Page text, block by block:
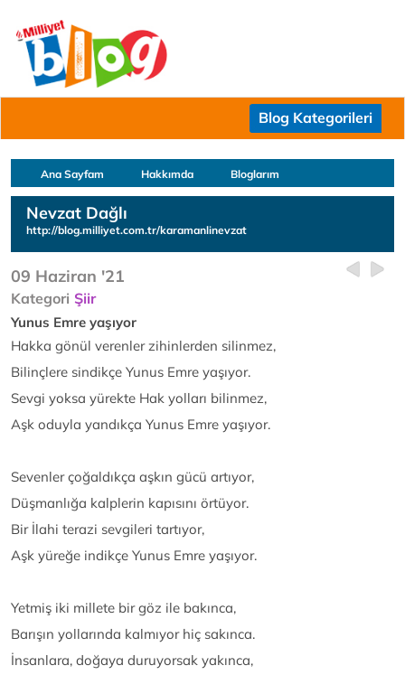
Blog Kategorileri
Ana Sayfam Hakkımda Bloglarım
Nevzat Dağlı
http://blog.milliyet.com.tr/karamanlinevzat
09 Haziran '21
Kategori Şiir
Yunus Emre yaşıyor
Hakka gönül verenler zihinlerden silinmez,
Bilinçlere sindikçe Yunus Emre yaşıyor.
Sevgi yoksa yürekte Hak yolları bilinmez,
Aşk oduyla yandıkça Yunus Emre yaşıyor.
Sevenler çoğaldıkça aşkın gücü artıyor,
Düşmanlığa kalplerin kapısını örtüyor.
Bir İlahi terazi sevgileri tartıyor,
Aşk yüreğe indikçe Yunus Emre yaşıyor.
Yetmiş iki millete bir göz ile bakınca,
Barışın yollarında kalmıyor hiç sakınca.
İnsanlara, doğaya duruyorsak yakınca,